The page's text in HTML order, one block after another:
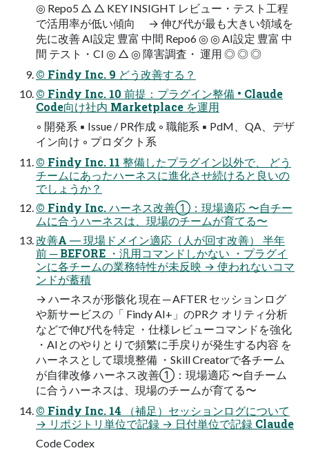
◎ Repo5 △ △ KEY INSIGHT レビュー・テスト工程
で活用率が低い傾向 → 伸び代が最も大きい領域を
先に改善 AI設定 豊富 中間 Repo6 ◎ ◎ AI設定 豊富 中
間 テスト・CI ◎ △ ◎ 障害調査・ 運用 ◎ ◎ ◎
© Findy Inc. 9 どう改善する？
© Findy Inc. 10 前提：プラグイン整備 • Claude
Code向け社内 Marketplace を運⽤
◦ 開発系 ▪ Issue / PR作成 ◦ 職能系 ▪ PdM、QA、デザ
イン向け ◦ プロダクト系
© Findy Inc. 11 整備したプラグイン以外で、 どう
チームにあったハーネスに進化させ続けると良いの
でしょうか？
© Findy Inc. ハーネス改善①：現場適応 〜自チー
ムに合うハーネスは、現場のチームが育てる〜
改善A ― 現場ドメイン適応（人が回す改善） 半年
前 ─ BEFORE ・汎用コマンドしかない ・プラグイ
ンに各チームの業務特性が未反映 → 使われないコマ
ンドが蓄積
→ ハーネスが形骸化 現在 ─ AFTER セッションログ
や新サービスの「 Findy AI+」のPRク オリティ分析
などで伸び代を特定 ・仕様レビューコマンドを強化
・AIとのやりとりで頻繁に手戻りが発生する内容 を
ハーネスとして環境整備 ・Skill Creatorで各チーム
が自律改修 ハーネス改善①：現場適応 〜自チーム
に合うハーネスは、現場のチームが育てる〜
© Findy Inc. 14 （補⾜）セッションログについて
→ リポジトリ単位で記録 → 日付単位で記録 Claude
Code Codex